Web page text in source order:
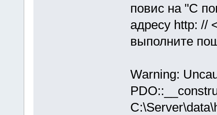
повис на "С
адресу http: //
выполните
Warning: